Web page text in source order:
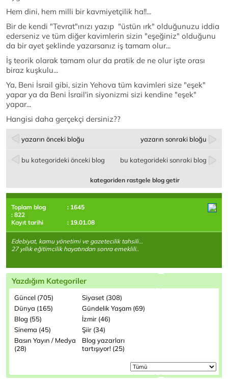
Hem dini, hem milli bir kavmiyetçilik ha!!...
Bir de kendi "Tevrat"ınızı yazıp "üstün ırk" olduğunuzu iddia
ederseniz ve tüm diğer kavimlerin sizin "eşeğiniz" olduğunu
da bir ayet şeklinde yazarsanız iş tamam olur...
İş teorik olarak tamam olur da pratik de ne olur işte orası
biraz kuşkulu...
Ya, Beni İsrail gibi, sizin Yehova tüm kavimleri size "eşek"
yapar ya da Beni İsrail'in siyonizmi sizi kendine "eşek"
yapar...
Hangisi daha gerçekçi dersiniz??
yazarın önceki bloğu yazarın sonraki bloğu
bu kategorideki önceki blog bu kategorideki sonraki blog
kategoriden rastgele blog getir
Toplam blog
: 1645
: 822
Kayıt tarihi
: 19.01.08
Edebiyat, kamu yönetimi ve gazetecilik tahsili...
27 yıllık eğitimcilik hayatından sonra emeklili..
Yazdığım Kategoriler
Güncel (705)
Siyaset (308)
Dünya (165)
Gündelik Yaşam (69)
Blog (55)
İzmir (46)
Sinema (45)
Şiir (34)
Basın Yayın / Medya
(28)
Blog yazarları
tartışıyor! (25)